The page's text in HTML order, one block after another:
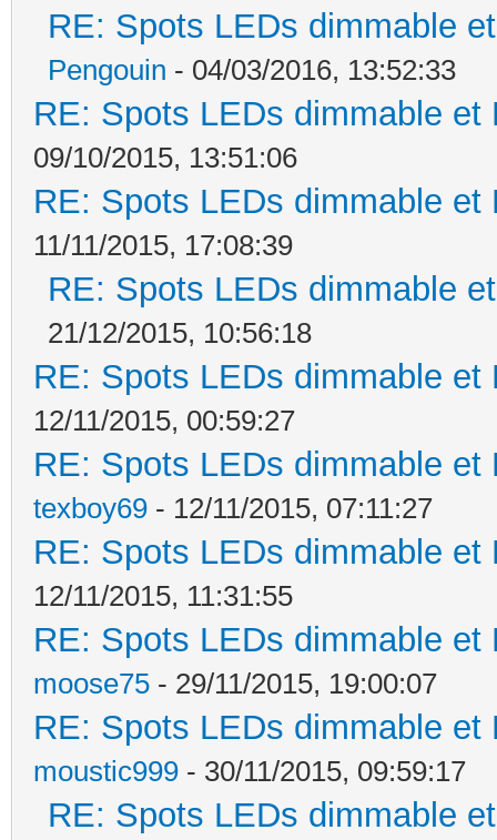
RE: Spots LEDs dimmable
Pengouin - 04/03/2016, 13:52:33
RE: Spots LEDs dimmable
09/10/2015, 13:51:06
RE: Spots LEDs dimmable
11/11/2015, 17:08:39
RE: Spots LEDs dimmable
21/12/2015, 10:56:18
RE: Spots LEDs dimmable
12/11/2015, 00:59:27
RE: Spots LEDs dimmable
texboy69 - 12/11/2015, 07:11:27
RE: Spots LEDs dimmable
12/11/2015, 11:31:55
RE: Spots LEDs dimmable
moose75 - 29/11/2015, 19:00:07
RE: Spots LEDs dimmable
moustic999 - 30/11/2015, 09:59:17
RE: Spots LEDs dimmable